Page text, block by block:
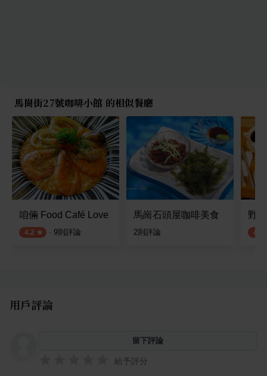
馬崗街27號咖啡小館 的相似餐廳
咱倆 Food Café Love
4.2 · 9則評論
馬崗石頭屋咖啡美食
2則評論
野
4.3
用戶評論
留下評論
給予評分